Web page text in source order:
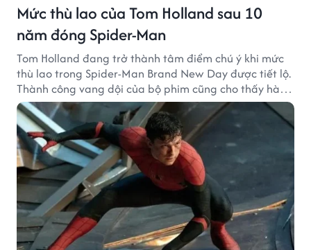
Mức thù lao của Tom Holland sau 10
năm đóng Spider-Man
Tom Holland đang trở thành tâm điểm chú ý khi mức
thù lao trong Spider-Man Brand New Day được tiết lộ.
Thành công vang dội của bộ phim cũng cho thấy hành
trình thăng hạng đáng chú ý của nam diễn viên sau
một thập kỷ gắn bó với vai Người Nhện.